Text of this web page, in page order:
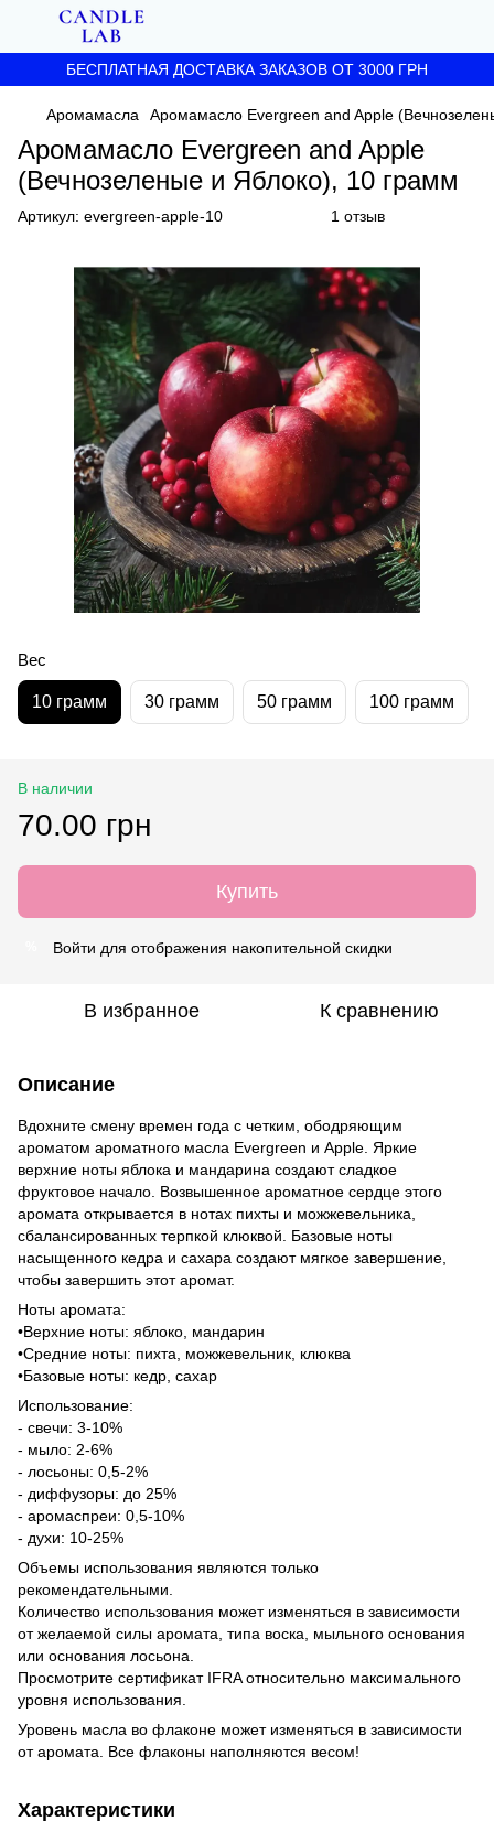
БЕСПЛАТНАЯ ДОСТАВКА ЗАКАЗОВ ОТ 3000 ГРН
Аромамасла Аромамасло Evergreen and Apple
Аромамасло Evergreen and Apple
(Вечнозеленые и Яблоко), 10 грамм
Артикул: evergreen-apple-10 1 отзыв
Вес
10 грамм 30 грамм 50 грамм 100 грамм
В наличии
70.00 грн
Купить
Войти для отображения накопительной скидки
В избранное К сравнению
Описание
Вдохните смену времен года с четким, ободряющим
ароматом ароматного масла Evergreen и Apple. Яркие
верхние ноты яблока и мандарина создают сладкое
фруктовое начало. Возвышенное ароматное сердце этого
аромата открывается в нотах пихты и можжевельника,
сбалансированных терпкой клюквой. Базовые ноты
насыщенного кедра и сахара создают мягкое завершение,
чтобы завершить этот аромат.
Ноты аромата:
•Верхние ноты: яблоко, мандарин
•Средние ноты: пихта, можжевельник, клюква
•Базовые ноты: кедр, сахар
Использование:
- свечи: 3-10%
- мыло: 2-6%
- лосьоны: 0,5-2%
- диффузоры: до 25%
- аромаспреи: 0,5-10%
- духи: 10-25%
Объемы использования являются только
рекомендательными.
Количество использования может изменяться в зависимости
от желаемой силы аромата, типа воска, мыльного основания
или основания лосьона.
Просмотрите сертификат IFRA относительно максимального
уровня использования.
Уровень масла во флаконе может изменяться в зависимости
от аромата. Все флаконы наполняются весом!
Характеристики